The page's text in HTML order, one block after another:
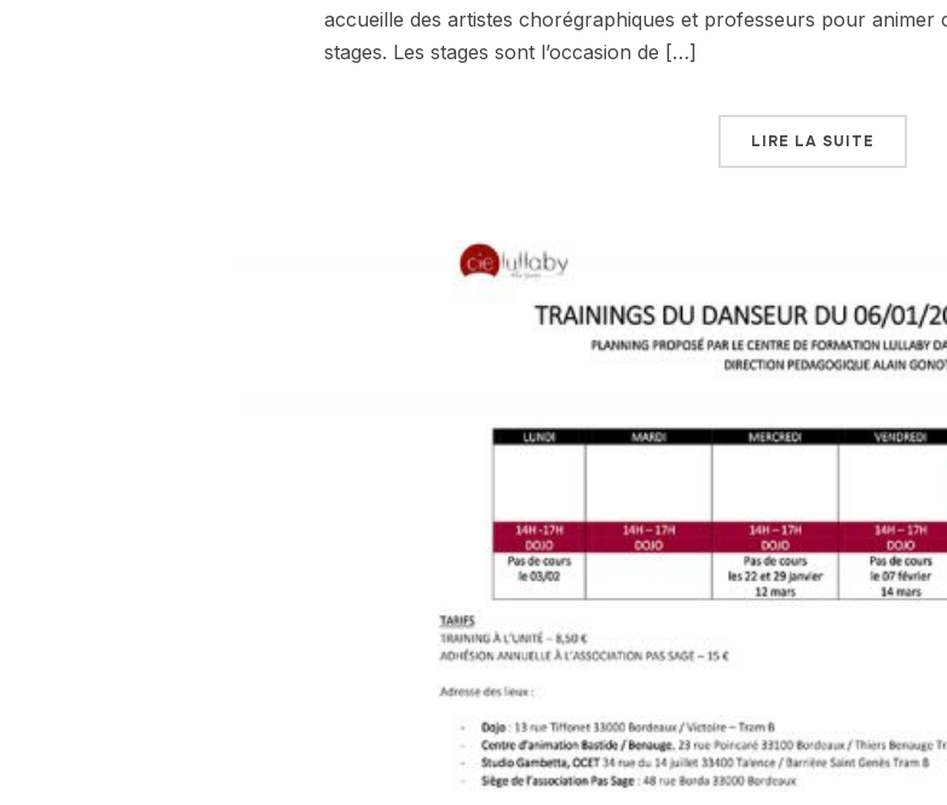
accueille des artistes chorégraphiques et professeurs pour animer
stages. Les stages sont l’occasion de […]
LIRE LA SUITE